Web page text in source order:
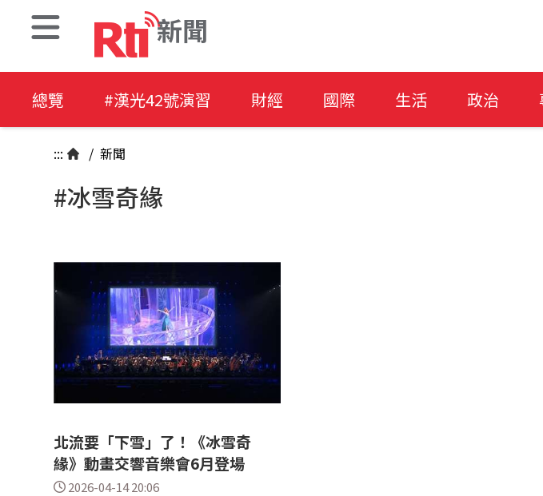
新聞
總覽 #漢光42號演習 財經 國際 生活 政治
::: / 新聞
#冰雪奇緣
北流要「下雪」了！《冰雪奇
緣》動畫交響音樂會6月登場
2026-04-14 20:06